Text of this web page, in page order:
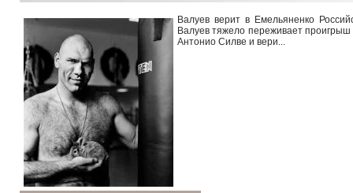
Валуев верит в Емельяненко
Валуев тяжело переживает
Антонио Силве и вери...